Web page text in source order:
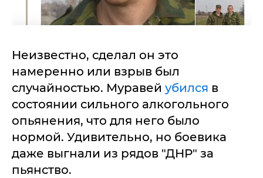
Неизвестно, сделал он это
намеренно или взрыв был
случайностью. Муравей убился в
состоянии сильного алкогольного
опьянения, что для него было
нормой. Удивительно, но боевика
даже выгнали из рядов "ДНР" за
пьянство.